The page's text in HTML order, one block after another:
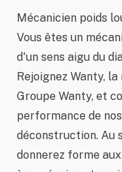
Mécanicien poids
Vous êtes un
d'un sens aigu du
Rejoignez Wanty,
Groupe Wanty, et
performance de
déconstruction. Au
donnerez forme